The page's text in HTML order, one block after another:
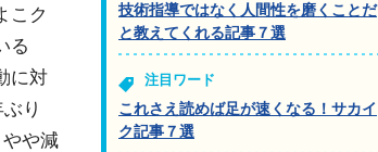
こク
る
に対
り
や減
技術指導ではなく人間性を磨くことだ
と教えてくれる記事７選
注目ワード
これさえ読めば足が速くなる！サカイ
ク記事７選